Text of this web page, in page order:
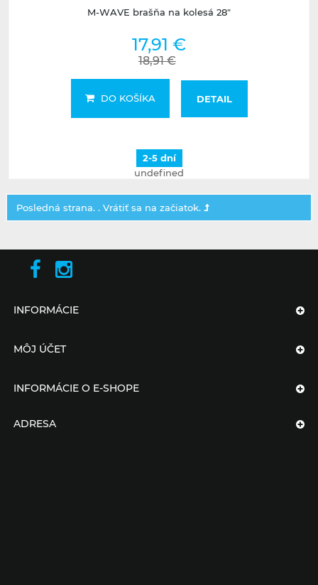
M-WAVE brašňa na kolesá 28"
17,91 €
18,91 €
DO KOŠÍKA DETAIL
2-5 dní
undefined
Posledná strana. . Vrátiť sa na začiatok.
INFORMÁCIE
MÔJ ÚČET
INFORMÁCIE O E-SHOPE
ADRESA